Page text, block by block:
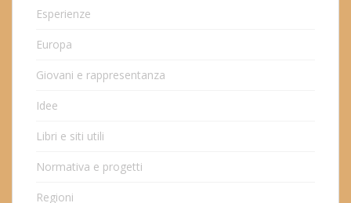
Esperienze
Europa
Giovani e rappresentanza
Idee
Libri e siti utili
Normativa e progetti
Regioni